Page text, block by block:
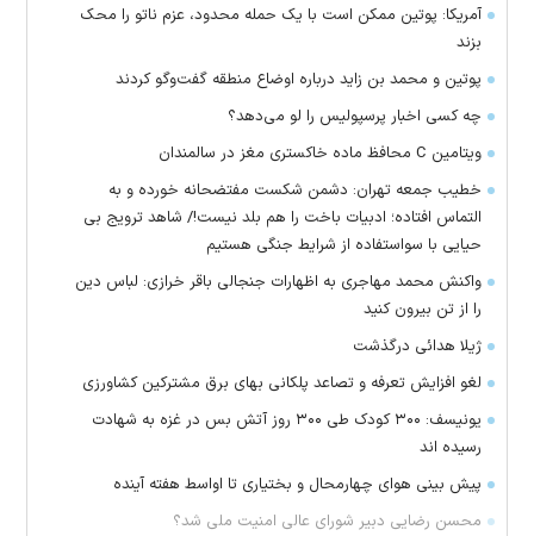
آمریکا: پوتین ممکن است با یک حمله محدود، عزم ناتو را محک
بزند
پوتین و محمد بن زاید درباره اوضاع منطقه گفت‌وگو کردند
چه کسی اخبار پرسپولیس را لو می‌دهد؟
ویتامین C محافظ ماده خاکستری مغز در سالمندان
خطیب جمعه تهران: دشمن شکست مفتضحانه خورده و به
التماس افتاده؛ ادبیات باخت را هم بلد نیست!/ شاهد ترویج بی
حیایی با سواستفاده از شرایط جنگی هستیم
واکنش محمد مهاجری به اظهارات جنجالی باقر خرازی: لباس دین
را از تن بیرون کنید
ژیلا هدائی درگذشت
لغو افزایش تعرفه و تصاعد پلکانی بهای برق مشترکین کشاورزی
یونیسف: ۳۰۰ کودک طی ۳۰۰ روز آتش بس در غزه به شهادت
رسیده اند
پیش بینی هوای چهارمحال و بختیاری تا اواسط هفته آینده
محسن رضایی دبیر شورای عالی امنیت ملی شد؟